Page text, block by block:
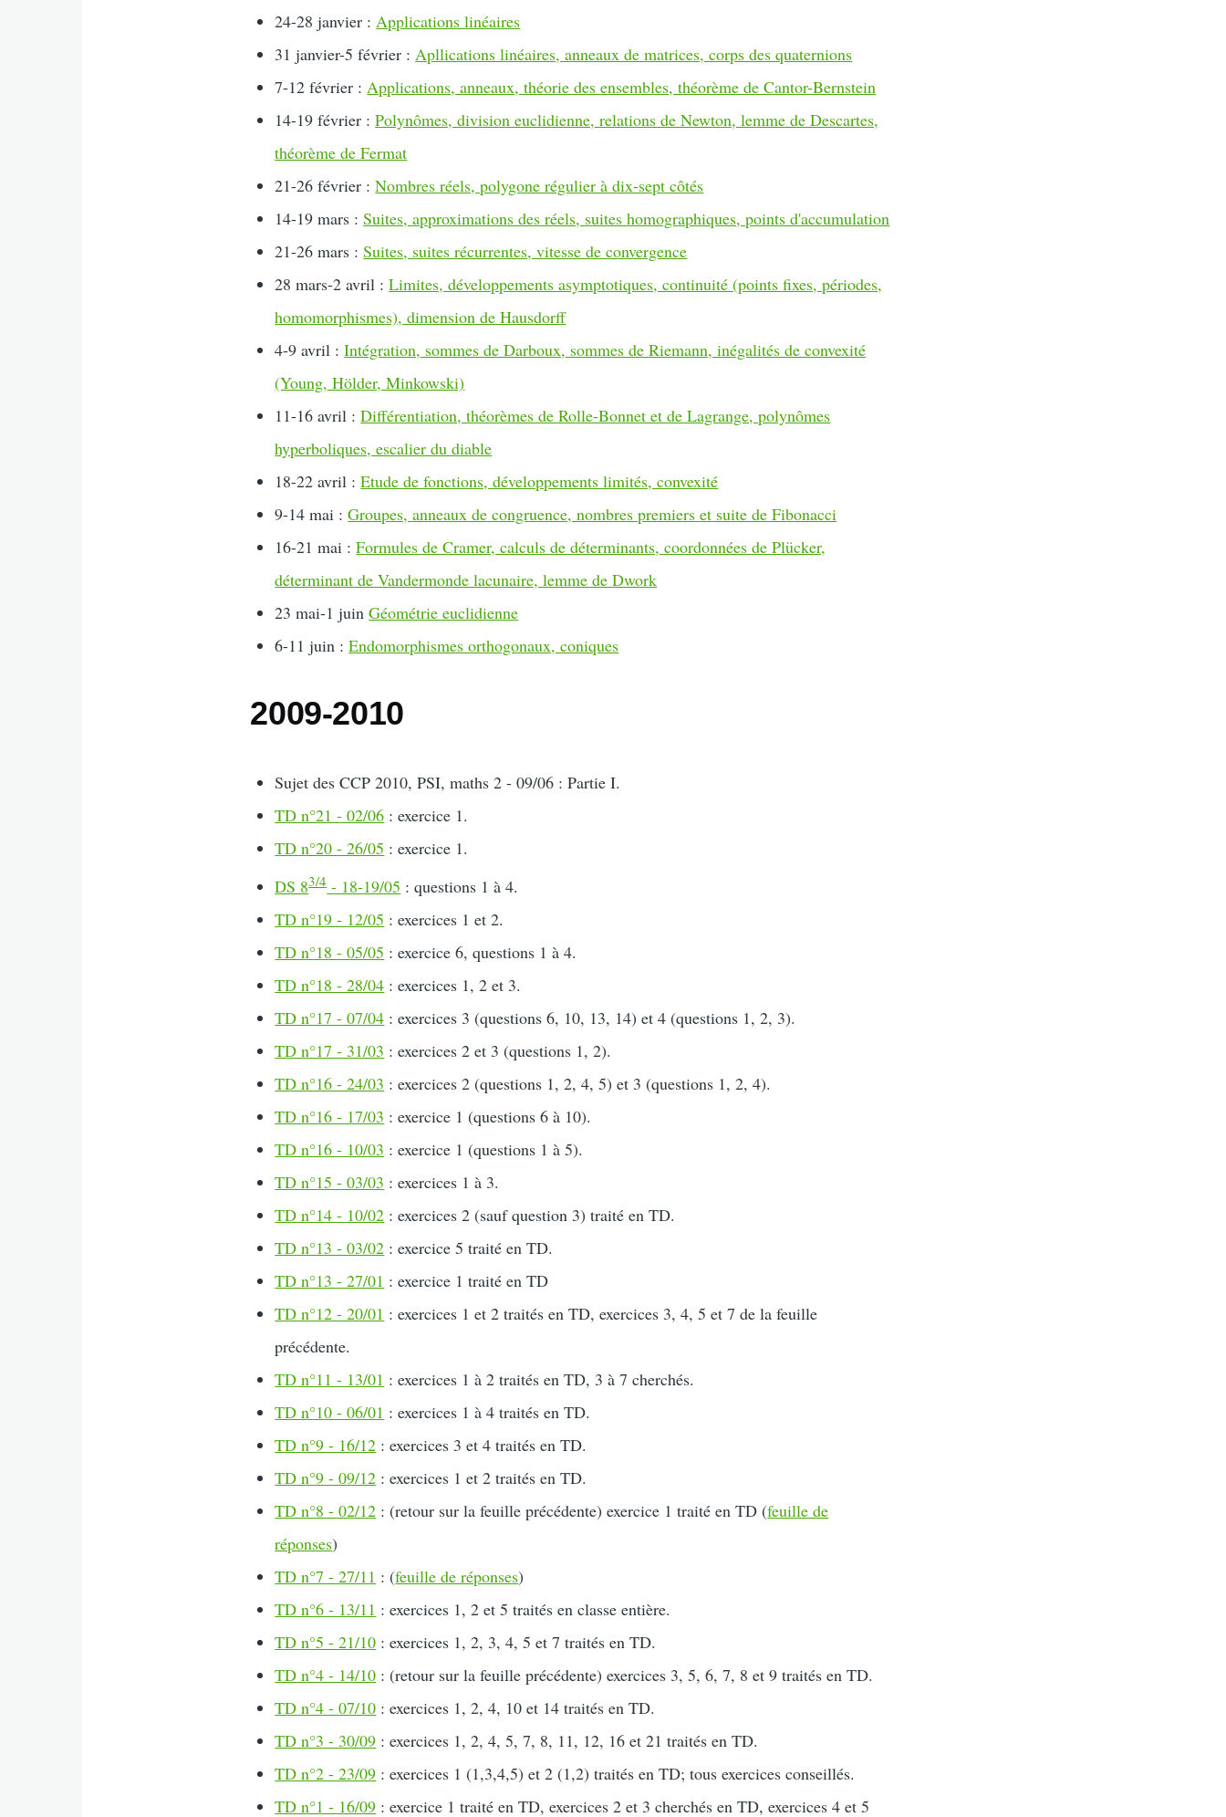
24-28 janvier : Applications linéaires
31 janvier-5 février : Apllications linéaires, anneaux de matrices, corps des quaternions
7-12 février : Applications, anneaux, théorie des ensembles, théorème de Cantor-Bernstein
14-19 février :Polynômes, division euclidienne, relations de Newton, lemme de Descartes,
théorème de Fermat
21-26 février :Nombres réels, polygone régulier à dix-sept côtés
14-19 mars :Suites, approximations des réels, suites homographiques, points d'accumulation
21-26 mars :Suites, suites récurrentes, vitesse de convergence
28 mars-2 avril :Limites, développements asymptotiques, continuité (points fixes, périodes,
homomorphismes), dimension de Hausdorff
4-9 avril :Intégration, sommes de Darboux, sommes de Riemann, inégalités de convexité
(Young, Hölder, Minkowski)
11-16 avril :Différentiation, théorèmes de Rolle-Bonnet et de Lagrange, polynômes
hyperboliques, escalier du diable
18-22 avril :Etude de fonctions, développements limités, convexité
9-14 mai :Groupes, anneaux de congruence, nombres premiers et suite de Fibonacci
16-21 mai :Formules de Cramer, calculs de déterminants, coordonnées de Plücker,
déterminant de Vandermonde lacunaire, lemme de Dwork
23 mai-1 juinGéométrie euclidienne
6-11 juin :Endomorphismes orthogonaux, coniques
2009-2010
Sujet des CCP 2010, PSI, maths 2 - 09/06 : Partie I.
TD n°21 - 02/06 : exercice 1.
TD n°20 - 26/05 : exercice 1.
DS 83/4- 18-19/05 : questions 1 à 4.
TD n°19 - 12/05 : exercices 1 et 2.
TD n°18 - 05/05 : exercice 6, questions 1 à 4.
TD n°18 - 28/04 : exercices 1, 2 et 3.
TD n°17 - 07/04 : exercices 3 (questions 6, 10, 13, 14) et 4 (questions 1, 2, 3).
TD n°17 - 31/03 : exercices 2 et 3 (questions 1, 2).
TD n°16 - 24/03 : exercices 2 (questions 1, 2, 4, 5) et 3 (questions 1, 2, 4).
TD n°16 - 17/03 : exercice 1 (questions 6 à 10).
TD n°16 - 10/03 : exercice 1 (questions 1 à 5).
TD n°15 - 03/03 : exercices 1 à 3.
TD n°14 - 10/02 : exercices 2 (sauf question 3) traité en TD.
TD n°13 - 03/02 : exercice 5 traité en TD.
TD n°13 - 27/01 : exercice 1 traité en TD
TD n°12 - 20/01 : exercices 1 et 2 traités en TD, exercices 3, 4, 5 et 7 de la feuille
précédente.
TD n°11 - 13/01 : exercices 1 à 2 traités en TD, 3 à 7 cherchés.
TD n°10 - 06/01 : exercices 1 à 4 traités en TD.
TD n°9 - 16/12 : exercices 3 et 4 traités en TD.
TD n°9 - 09/12 : exercices 1 et 2 traités en TD.
TD n°8 - 02/12 : (retour sur la feuille précédente) exercice 1 traité en TD (feuille de
réponses)
TD n°7 - 27/11 : (feuille de réponses)
TD n°6 - 13/11 : exercices 1, 2 et 5 traités en classe entière.
TD n°5 - 21/10 : exercices 1, 2, 3, 4, 5 et 7 traités en TD.
TD n°4 - 14/10 : (retour sur la feuille précédente) exercices 3, 5, 6, 7, 8 et 9 traités en TD.
TD n°4 - 07/10 : exercices 1, 2, 4, 10 et 14 traités en TD.
TD n°3 - 30/09 : exercices 1, 2, 4, 5, 7, 8, 11, 12, 16 et 21 traités en TD.
TD n°2 - 23/09 : exercices 1 (1,3,4,5) et 2 (1,2) traités en TD; tous exercices conseillés.
TD n°1 - 16/09 : exercice 1 traité en TD, exercices 2 et 3 cherchés en TD, exercices 4 et 5